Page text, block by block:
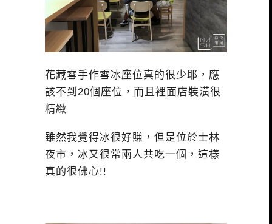
花藏雪手作雪冰座位真的很少耶，應
該不到20個座位，而且裡面店裝潢很
精緻
雖然我覺得冰很好賺，但是位於士林
夜市，冰又很常兩人共吃一個，這樣
真的很佛心!!